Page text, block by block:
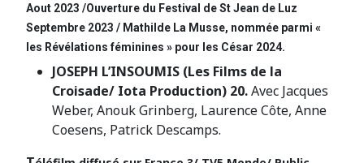
Aout 2023 /Ouverture du Festival de St Jean de Luz
Septembre 2023 / Mathilde La Musse, nommée parmi «
les Révélations féminines » pour les César 2024.
JOSEPH L’INSOUMIS (Les Films de la
Croisade/ Iota Production) 20.Avec Jacques
Weber, Anouk Grinberg, Laurence Côte, Anne
Coesens, Patrick Descamps.